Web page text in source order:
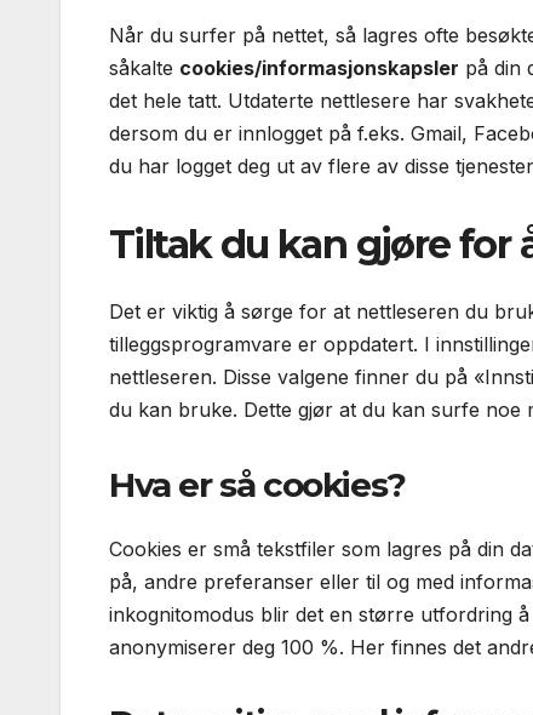
Når du surfer på nettet, så lagres ofte
såkalte cookies/informasjonskapsler på din
det hele tatt. Utdaterte nettlesere har
dersom du er innlogget på f.eks. Gmail,
du har logget deg ut av flere av disse
Tiltak du kan gjøre for
Det er viktig å sørge for at nettleseren du
tilleggsprogramvare er oppdatert. I
nettleseren. Disse valgene finner du på
du kan bruke. Dette gjør at du kan surfe noe
Hva er så cookies?
Cookies er små tekstfiler som lagres på din
på, andre preferanser eller til og med
inkognitomodus blir det en større utfordring
anonymiserer deg 100 %. Her finnes det